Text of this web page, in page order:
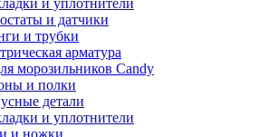
и уплотнители
и датчики
и трубки
арматура
морозильников Candy
и полки
детали
и уплотнители
и ножки